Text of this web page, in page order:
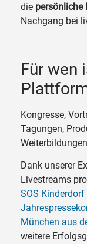
die persönliche
Nachgang bei
Für wen
Kongresse,
Tagungen,
Dank unserer
Livestreams
SOS
München aus
weitere